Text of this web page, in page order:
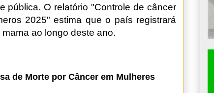
pública. O relatório "Controle de câncer
2025" estima que o país registrará
ao longo deste ano.
de Morte por Câncer em Mulheres